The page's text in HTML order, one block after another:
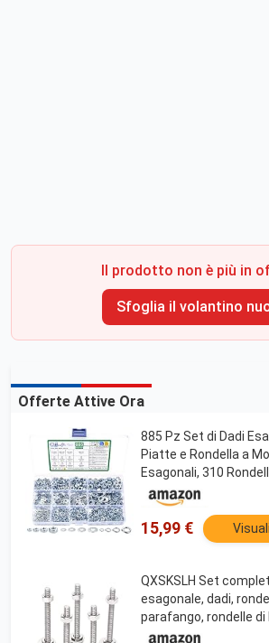
Il prodotto non è più in
Sfoglia il volantino
Offerte Attive Ora
885 Pz Set di Dadi
Piatte e Rondella a
Esagonali, 310
Rondella a Spirale, Kit
Viti Bulloni
15,99 €
QXSKSLH Set
esagonale, dadi,
parafango, rondelle
completamente